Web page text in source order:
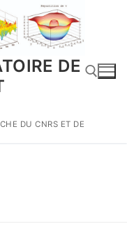
DE
DU CNRS ET DE